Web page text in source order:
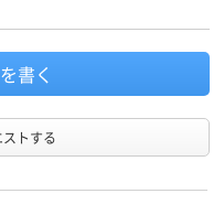
書く
トする